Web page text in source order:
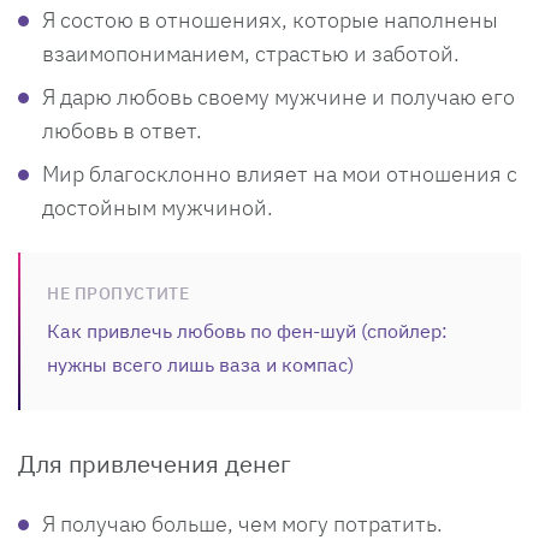
Я состою в отношениях, которые наполнены
взаимопониманием, страстью и заботой.
Я дарю любовь своему мужчине и получаю его
любовь в ответ.
Мир благосклонно влияет на мои отношения с
достойным мужчиной.
НЕ ПРОПУСТИТЕ
Как привлечь любовь по фен-шуй (спойлер:
нужны всего лишь ваза и компас)
Для привлечения денег
Я получаю больше, чем могу потратить.